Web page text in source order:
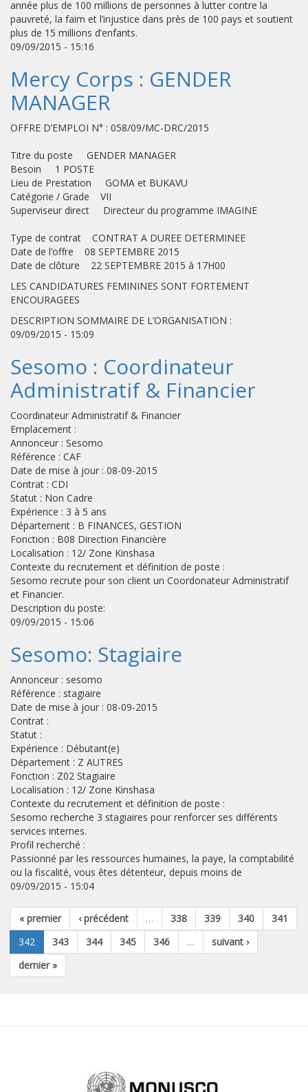
année plus de 100 millions de personnes à lutter contre la
pauvreté, la faim et l’injustice dans près de 100 pays et soutient
plus de 15 millions d’enfants.
09/09/2015 - 15:16
Mercy Corps : GENDER
MANAGER
OFFRE D’EMPLOI N° : 058/09/MC-DRC/2015
Titre du poste GENDER MANAGER
Besoin 1 POSTE
Lieu de Prestation GOMA et BUKAVU
Catégorie / Grade VII
Superviseur direct Directeur du programme IMAGINE
Type de contrat CONTRAT A DUREE DETERMINEE
Date de l’offre 08 SEPTEMBRE 2015
Date de clôture 22 SEPTEMBRE 2015 à 17H00
LES CANDIDATURES FEMININES SONT FORTEMENT
ENCOURAGEES
DESCRIPTION SOMMAIRE DE L’ORGANISATION :
09/09/2015 - 15:09
Sesomo : Coordinateur
Administratif & Financier
Coordinateur Administratif & Financier
Emplacement :
Annonceur : Sesomo
Référence : CAF
Date de mise à jour : 08-09-2015
Contrat : CDI
Statut : Non Cadre
Expérience : 3 à 5 ans
Département : B FINANCES, GESTION
Fonction : B08 Direction Financière
Localisation : 12/ Zone Kinshasa
Contexte du recrutement et définition de poste :
Sesomo recrute pour son client un Coordonateur Administratif
et Financier.
Description du poste:
09/09/2015 - 15:06
Sesomo: Stagiaire
Annonceur : sesomo
Référence : stagiaire
Date de mise à jour : 08-09-2015
Contrat :
Statut :
Expérience : Débutant(e)
Département : Z AUTRES
Fonction : Z02 Stagiaire
Localisation : 12/ Zone Kinshasa
Contexte du recrutement et définition de poste :
Sesomo recherche 3 stagiaires pour renforcer ses différents
services internes.
Profil recherché :
Passionné par les ressources humaines, la paye, la comptabilité
ou la fiscalité, vous êtes détenteur, depuis moins de
09/09/2015 - 15:04
« premier ‹ précédent … 338 339 340
341
342
343 344 345 346 …
suivant ›
dernier »